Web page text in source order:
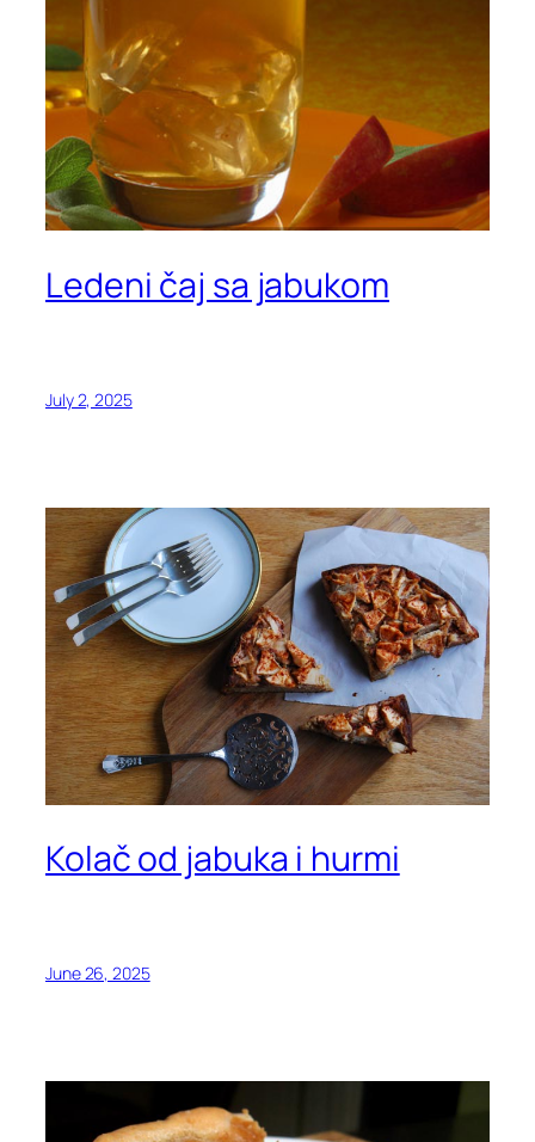
Ledeni čaj sa jabukom
July 2, 2025
Kolač od jabuka i hurmi
June 26, 2025